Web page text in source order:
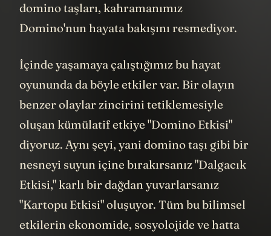
domino taşları, kahramanımız
Domino'nun hayata bakışını resmediyor.
İçinde yaşamaya çalıştığımız bu hayat
oyununda da böyle etkiler var. Bir olayın
benzer olaylar zincirini tetiklemesiyle
oluşan kümülatif etkiye "Domino Etkisi"
diyoruz. Aynı şeyi, yani domino taşı gibi bir
nesneyi suyun içine bırakırsanız "Dalgacık
Etkisi," karlı bir dağdan yuvarlarsanız
"Kartopu Etkisi" oluşuyor. Tüm bu bilimsel
etkilerin ekonomide, sosyolojide ve hatta